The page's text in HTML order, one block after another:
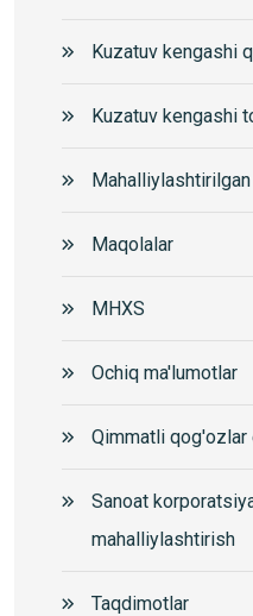
Kuzatuv kengashi
Kuzatuv kengashi
Maqolalar
MHXS
Ochiq ma'lumotlar
Qimmatli
Sanoat
mahalliylashtirish
Taqdimotlar